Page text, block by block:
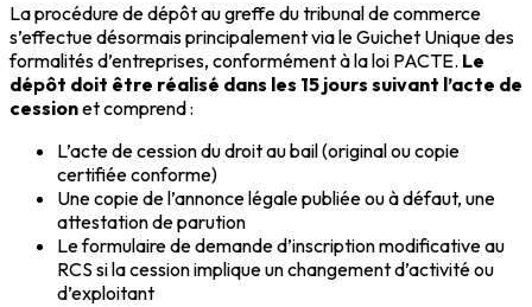
La procédure de dépôt au greffe du tribunal de commerce
s’effectue désormais principalement via le Guichet Unique des
formalités d’entreprises, conformément à la loi PACTE. Le
dépôt doit être réalisé dans les 15 jours suivant l’acte de
cessionet comprend :
L’acte de cession du droit au bail (original ou copie
certifiée conforme)
Une copie de l’annonce légale publiée ou à défaut, une
attestation de parution
Le formulaire de demande d’inscription modificative au
RCS si la cession implique un changement d’activité ou
d’exploitant